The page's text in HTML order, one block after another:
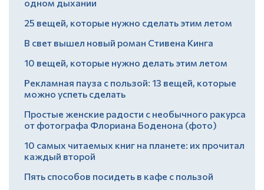
одном дыхании
25 вещей, которые нужно сделать этим летом
В свет вышел новый роман Стивена Кинга
10 вещей, которые нужно делать этим летом
Рекламная пауза с пользой: 13 вещей, которые
можно успеть сделать
Простые женские радости с необычного ракурса
от фотографа Флориана Боденона (фото)
10 самых читаемых книг на планете: их прочитал
каждый второй
Пять способов посидеть в кафе с пользой